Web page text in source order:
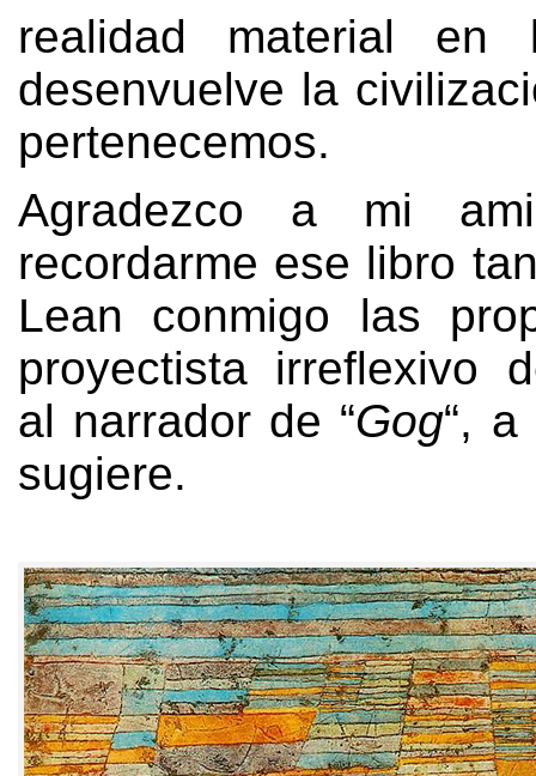
realidad material
desenvuelve la
pertenecemos.
Agradezco a mi
recordarme ese libro
Lean conmigo las
proyectista irreflexivo
al narrador de “Gog“, a
sugiere.